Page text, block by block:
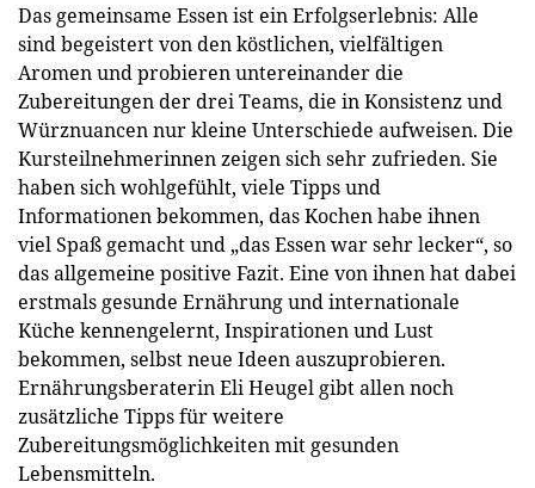
Das gemeinsame Essen ist ein Erfolgserlebnis: Alle
sind begeistert von den köstlichen, vielfältigen
Aromen und probieren untereinander die
Zubereitungen der drei Teams, die in Konsistenz und
Würznuancen nur kleine Unterschiede aufweisen. Die
Kursteilnehmerinnen zeigen sich sehr zufrieden. Sie
haben sich wohlgefühlt, viele Tipps und
Informationen bekommen, das Kochen habe ihnen
viel Spaß gemacht und „das Essen war sehr lecker“, so
das allgemeine positive Fazit. Eine von ihnen hat dabei
erstmals gesunde Ernährung und internationale
Küche kennengelernt, Inspirationen und Lust
bekommen, selbst neue Ideen auszuprobieren.
Ernährungsberaterin Eli Heugel gibt allen noch
zusätzliche Tipps für weitere
Zubereitungsmöglichkeiten mit gesunden
Lebensmitteln.